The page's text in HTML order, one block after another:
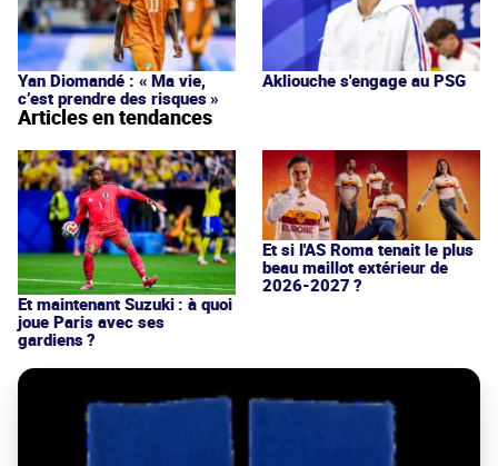
Yan Diomandé : « Ma vie,
c’est prendre des risques »
Akliouche s'engage au PSG
Articles en tendances
Et maintenant Suzuki : à quoi
joue Paris avec ses
gardiens ?
Et si l'AS Roma tenait le plus
beau maillot extérieur de
2026-2027 ?